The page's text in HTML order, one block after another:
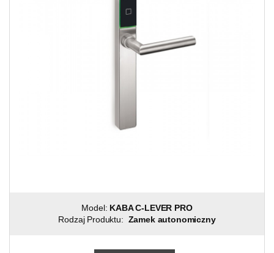
Model: KABA C-LEVER PRO
Rodzaj Produktu: Zamek autonomiczny